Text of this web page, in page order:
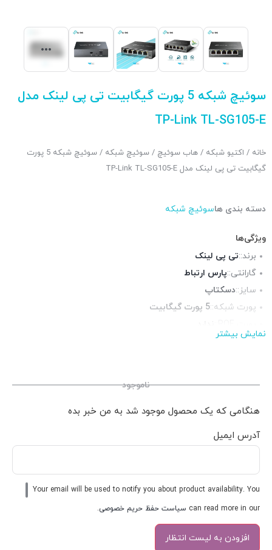
سوئیچ شبکه 5 پورت گیگابیت تی پی لینک مدل
TP-Link TL-SG105-E
خانه / اکتیو شبکه / هاب سوئیچ / سوئیچ شبکه
/ سوئیچ شبکه 5 پورت
گیگابیت تی پی لینک مدل TP-Link TL-SG105-E
دسته بندی هاسوئیچ شبکه
ویژگی‌ها
برند::تی پی لینک
گارانتی::پارس ارتباط
سایز::دسکتاپ
پورت شبکه::5 پورت گیگابیت
چراغ LED وضعیت::
نمایش بیشتر
ناموجود
هنگامی که یک محصول موجود شد به من خبر بده
آدرس ایمیل
Your email will be used to notify you about product availability. You
can read more in our سیاست حفظ حریم خصوصی.